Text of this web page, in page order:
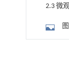
2.3 微